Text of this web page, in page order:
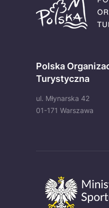
Polska
Turystyczna
ul. Młynarska 42
01-171 Warszawa